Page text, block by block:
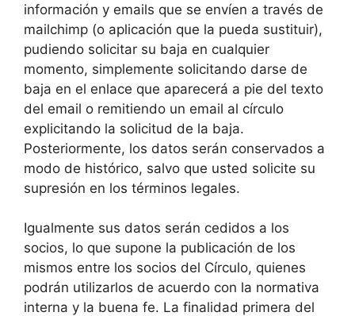
información y emails que se envíen a través de
mailchimp (o aplicación que la pueda sustituir),
pudiendo solicitar su baja en cualquier
momento, simplemente solicitando darse de
baja en el enlace que aparecerá a pie del texto
del email o remitiendo un email al círculo
explicitando la solicitud de la baja.
Posteriormente, los datos serán conservados a
modo de histórico, salvo que usted solicite su
supresión en los términos legales.
Igualmente sus datos serán cedidos a los
socios, lo que supone la publicación de los
mismos entre los socios del Círculo, quienes
podrán utilizarlos de acuerdo con la normativa
interna y la buena fe. La finalidad primera del